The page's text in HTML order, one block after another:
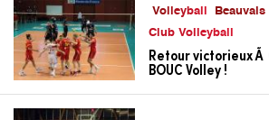
Volleyball
Club Volleyball
Retour victorieux
BOUC Volley !